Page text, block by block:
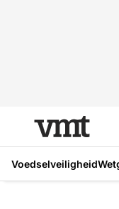
Voedselveiligheid